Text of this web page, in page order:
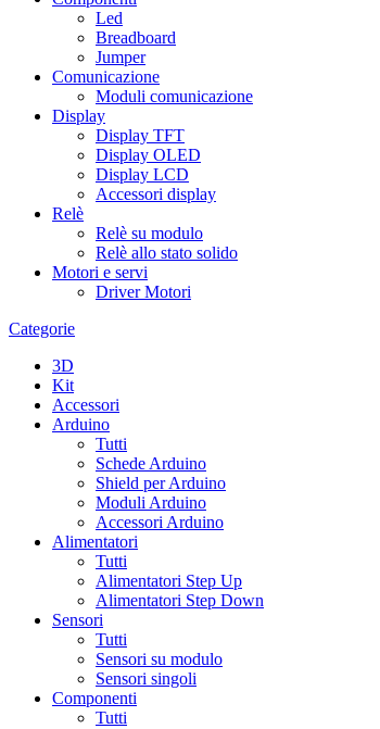
Led
Breadboard
Jumper
Comunicazione
Moduli comunicazione
Display
Display TFT
Display OLED
Display LCD
Accessori display
Relè
Relè su modulo
Relè allo stato solido
Motori e servi
Driver Motori
Categorie
3D
Kit
Accessori
Arduino
Tutti
Schede Arduino
Shield per Arduino
Moduli Arduino
Accessori Arduino
Alimentatori
Tutti
Alimentatori Step Up
Alimentatori Step Down
Sensori
Tutti
Sensori su modulo
Sensori singoli
Componenti
Tutti